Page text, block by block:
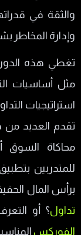
والثقة في
وإدارة المخاطر
تغطي هذه
مثل أساسيات
استراتيجيات
تقدم العديد من
محاكاة السوق
للمتدربين
برأس المال
تداول؟ أو
الفوركس